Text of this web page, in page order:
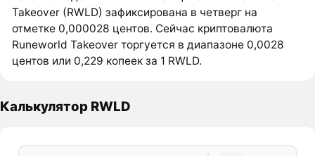
Takeover (RWLD) зафиксирована в четверг на
отметке 0,000028 центов. Сейчас криптовалюта
Runeworld Takeover торгуется в диапазоне 0,0028
центов или 0,229 копеек за 1 RWLD.
Калькулятор RWLD